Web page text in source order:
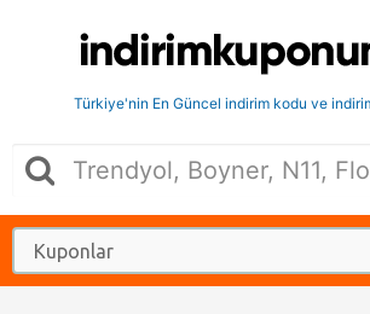
Türkiye'nin En Güncel indirim kodu ve